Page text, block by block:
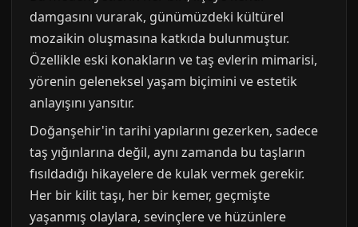
damgasını vurarak, günümüzdeki kültürel
mozaikin oluşmasına katkıda bulunmuştur.
Özellikle eski konakların ve taş evlerin mimarisi,
yörenin geleneksel yaşam biçimini ve estetik
anlayışını yansıtır.
Doğanşehir'in tarihi yapılarını gezerken, sadece
taş yığınlarına değil, aynı zamanda bu taşların
fısıldadığı hikayelere de kulak vermek gerekir.
Her bir kilit taşı, her bir kemer, geçmişte
yaşanmış olaylara, sevinçlere ve hüzünlere